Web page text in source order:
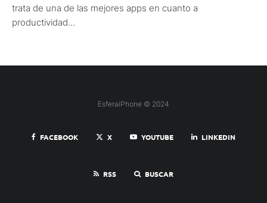
trata de una de las mejores apps en cuanto a
productividad...
EsferaiPhone © 2024
FACEBOOK X YOUTUBE LINKEDIN
RSS BUSCAR